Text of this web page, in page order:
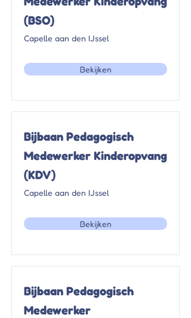
(BSO)
Capelle aan den IJssel
Bekijken
Bijbaan Pedagogisch
Medewerker Kinderopvang
(KDV)
Capelle aan den IJssel
Bekijken
Bijbaan Pedagogisch
Medewerker